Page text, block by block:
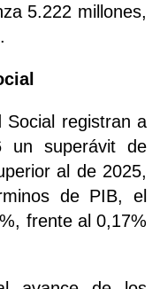
5.222 millones,
Social registran a
un superávit de
al de 2025,
de PIB, el
frente al 0,17%